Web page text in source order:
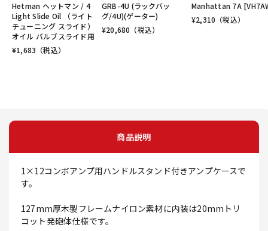
Hetman ヘットマン / 4
Light Slide Oil （ライト
チューニング スライド）
オイル バルブスライド用
¥1,683 （税込）
GRB-4U (ラックバッ
グ/4U)(ゲーター)
¥20,680 （税込）
Manhattan 7A
¥2,310 （税込）
商品説明
1×12コンボアンプ用ハンドルスタンド付きアンプケースで
す。
127mm厚木製フレームナイロン素材に内装は20mmトリ
コット発砲体仕様です。